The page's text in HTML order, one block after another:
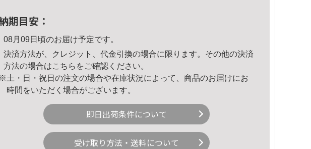
期目安：
08月09日頃のお届け予定です。
決済方法が、クレジット、代金引換の場合に限ります。その他の決済
方法の場合はこちら をご確認ください。
※土・日・祝日の注文の場合や在庫状況によって、商品のお届けにお
時間をいただく場合がございます。
即日出荷条件について
受け取り方法・送料について